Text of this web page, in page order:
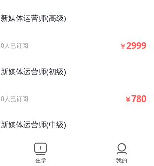
新媒体运营师(高级)
0人已订阅 ￥2999
新媒体运营师(初级)
0人已订阅 ￥780
新媒体运营师(中级)
￥1280
在学 我的